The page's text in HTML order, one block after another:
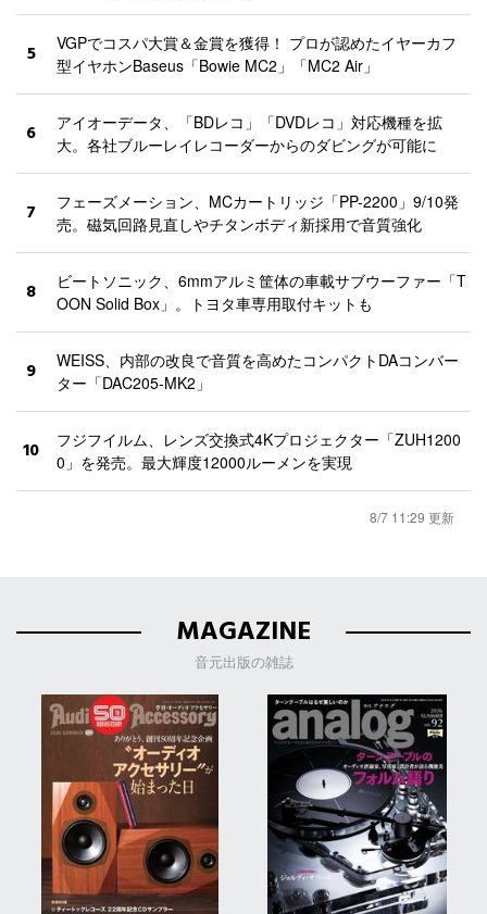
5
VGPでコスパ大賞＆金賞を獲得！ プロが認めたイヤーカフ
型イヤホンBaseus「Bowie MC2」「MC2 Air」
6
アイオーデータ、「BDレコ」「DVDレコ」対応機種を拡
大。各社ブルーレイレコーダーからのダビングが可能に
7
フェーズメーション、MCカートリッジ「PP-2200」9/10発
売。磁気回路見直しやチタンボディ新採用で音質強化
8
ビートソニック、6mmアルミ筐体の車載サブウーファー「T
OON Solid Box」。トヨタ車専用取付キットも
9
WEISS、内部の改良で音質を高めたコンパクトDAコンバー
ター「DAC205-MK2」
10
フジフイルム、レンズ交換式4Kプロジェクター「ZUH1200
0」を発売。最大輝度12000ルーメンを実現
8/7 11:29 更新
MAGAZINE
音元出版の雑誌